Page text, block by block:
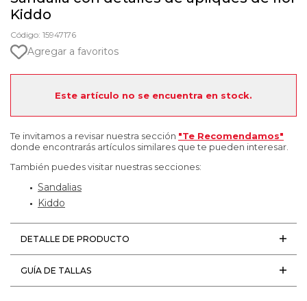
Kiddo
Código: 15947176
Agregar a favoritos
Este artículo no se encuentra en stock.
Te invitamos a revisar nuestra sección "Te Recomendamos"
donde encontrarás artículos similares que te pueden interesar.
También puedes visitar nuestras secciones:
Sandalias
Kiddo
DETALLE DE PRODUCTO
GUÍA DE TALLAS